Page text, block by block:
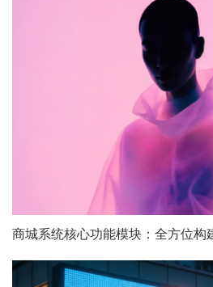
商城系统核心功能模块：全方位构